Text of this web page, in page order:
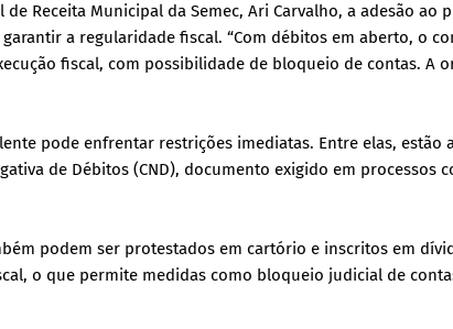
de Receita Municipal da Semec, Ari Carvalho, a adesão
a regularidade fiscal. “Com débitos em aberto, o
fiscal, com possibilidade de bloqueio de contas. A
pode enfrentar restrições imediatas. Entre elas, estão
de Débitos (CND), documento exigido em processos
podem ser protestados em cartório e inscritos em
o que permite medidas como bloqueio judicial de